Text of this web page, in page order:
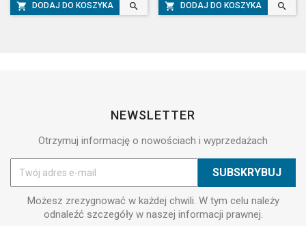
 DODAJ DO KOSZYKA   DODAJ DO KOSZYKA 
NEWSLETTER
Otrzymuj informację o nowościach i wyprzedażach
Możesz zrezygnować w każdej chwili. W tym celu należy
odnaleźć szczegóły w naszej informacji prawnej.